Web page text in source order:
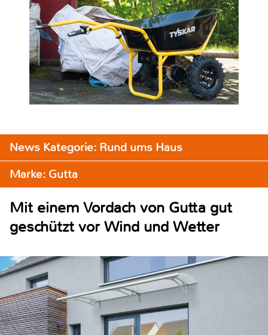
News Kategorie: Rund ums Haus
Marke: Gutta
Mit einem Vordach von Gutta gut
geschützt vor Wind und Wetter